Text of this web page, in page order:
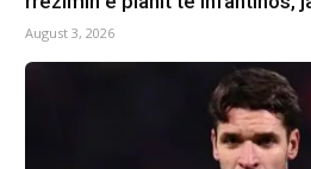
August 3, 2026